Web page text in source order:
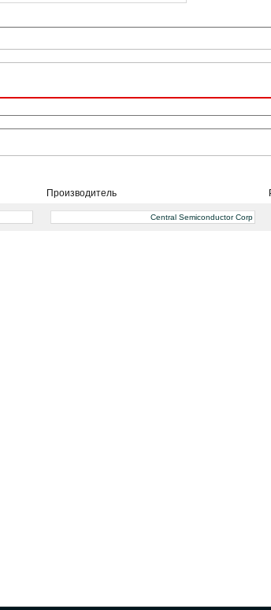
Производитель
Central Semiconductor Corp